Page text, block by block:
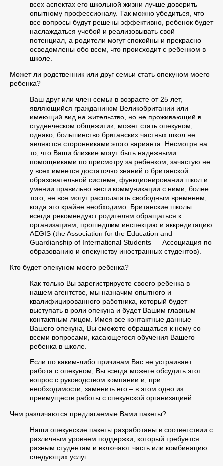
всех аспектах его школьной жизни лучше доверить
опытному профессионалу. Так можно убедиться, что
все вопросы будут решены эффективно, ребенок будет
наслаждаться учебой и реализовывать свой
потенциал, а родители могут спокойны и прекрасно
осведомлены обо всем, что происходит с ребенком в
школе.
Может ли родственник или друг семьи стать опекуном моего
ребенка?
Ваш друг или член семьи в возрасте от 25 лет,
являющийся гражданином Великобритании или
имеющий вид на жительство, но не проживающий в
студенческом общежитии, может стать опекуном,
однако, большинство британских частных школ не
являются сторонниками этого варианта. Несмотря на
то, что Ваши близкие могут быть надежными
помощниками по присмотру за ребенком, зачастую не
у всех имеется достаточно знаний о британской
образовательной системе, функционировании школ и
умении правильно вести коммуникации с ними, более
того, не все могут располагать свободным временем,
когда это крайне необходимо. Британские школы
всегда рекомендуют родителям обращаться к
организациям, прошедшим инспекцию и аккредитацию
AEGIS (the Association for the Education and
Guardianship of International Students — Ассоциация по
образованию и опекунству иностранных студентов).
Кто будет опекуном моего ребенка?
Как только Вы зарегистрируете своего ребенка в
нашем агентстве, мы назначим опытного и
квалифицированного работника, который будет
выступать в роли опекуна и будет Вашим главным
контактным лицом. Имея все контактные данные
Вашего опекуна, Вы сможете обращаться к нему со
всеми вопросами, касающегося обучения Вашего
ребенка в школе.
Если по каким-либо причинам Вас не устраивает
работа с опекуном, Вы всегда можете обсудить этот
вопрос с руководством компании и, при
необходимости, заменить его – в этом одно из
преимуществ работы с опекунской организацией.
Чем различаются предлагаемые Вами пакеты?
Наши опекунские пакеты разработаны в соответствии с
различным уровнем поддержки, который требуется
разным студентам и включают часть или комбинацию
следующих услуг: